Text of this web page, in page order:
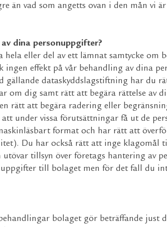
än vad som angetts ovan i den mån vi
dina personuppgifter?
eller del av ett lämnat samtycke om
ingen effekt på vår behandling av dina
gällande dataskyddslagstiftning har
om dig samt rätt att begära rättelse av
rätt att begära radering eller
under vissa förutsättningar få ut de
format och har rätt att
Du har också rätt att inge klagomål
tillsyn över företags hantering av
till bolaget men för det fall du
bolaget gör beträffande just